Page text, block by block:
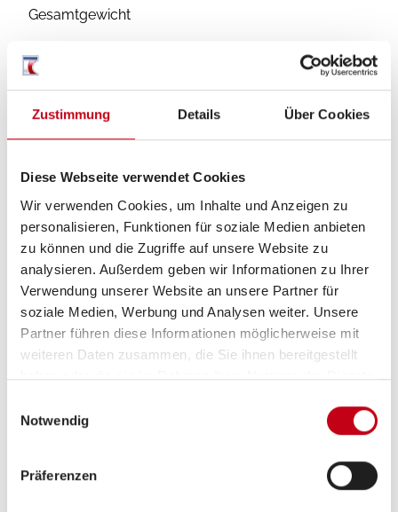
Zustimmung Details Über Cookies
Diese Webseite verwendet Cookies
Wir verwenden Cookies, um Inhalte und Anzeigen zu
personalisieren, Funktionen für soziale Medien anbieten
zu können und die Zugriffe auf unsere Website zu
analysieren. Außerdem geben wir Informationen zu Ihrer
Verwendung unserer Website an unsere Partner für
soziale Medien, Werbung und Analysen weiter. Unsere
Partner führen diese Informationen möglicherweise mit
weiteren Daten zusammen, die Sie ihnen bereitgestellt
haben oder die sie im Rahmen Ihrer Nutzung der Dienste
Notwendig
Präferenzen
Gesamtgewicht
Kraftstoff
Getriebe Schaltgetriebe
Motordetails 2,0 EcoBlue 130
Hubraum 1998 cm³
Anzahl der Achsen 2
Antriebsart Frontantrieb